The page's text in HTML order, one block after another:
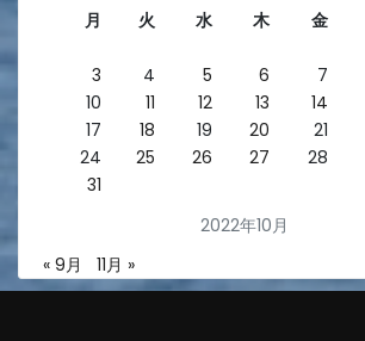
2022年10月
月 火 水 木 金
3
4 5 6 7
10
11 12 13 14
17
18 19 20 21
24
25 26 27 28
31
« 9月 11月 »